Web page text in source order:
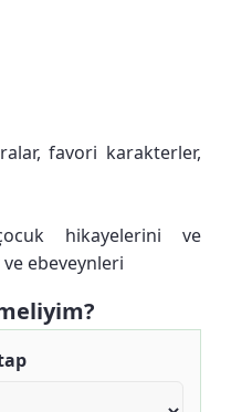
favori karakterler,
hikayelerini ve
ve ebeveynleri